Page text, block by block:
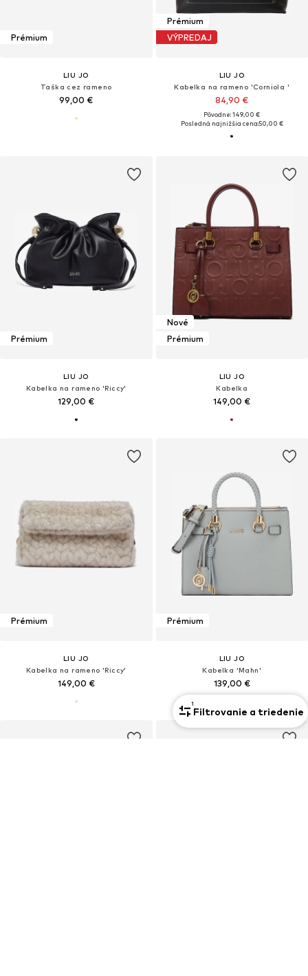
Prémium
LIU JO
Taška cez rameno
99,00 €
Prémium
VÝPREDAJ
LIU JO
Kabelka na rameno 'Corniola '
84,90 €
Pôvodne: 149,00 €
Posledná najnižšia cena:50,00 €
Prémium
LIU JO
Kabelka na rameno 'Riccy'
129,00 €
Nové
Prémium
LIU JO
Kabelka
149,00 €
Prémium
LIU JO
Kabelka na rameno 'Riccy'
149,00 €
Prémium
LIU JO
Kabelka 'Mahn'
139,00 €
1
Filtrovanie a triedenie